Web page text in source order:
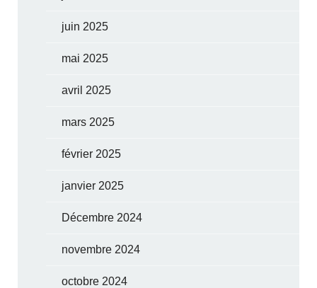
juin 2025
mai 2025
avril 2025
mars 2025
février 2025
janvier 2025
Décembre 2024
novembre 2024
octobre 2024